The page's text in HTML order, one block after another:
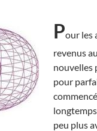
Pour les
revenus
nouvelles
pour
peu plus